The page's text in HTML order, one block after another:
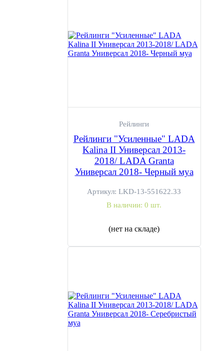
Рейлинги
Рейлинги "Усиленные" LADA
Kalina II Универсал 2013-
2018/ LADA Granta
Универсал 2018- Черный муа
Артикул: LKD-13-551622.33
В наличии: 0 шт.
(нет на складе)